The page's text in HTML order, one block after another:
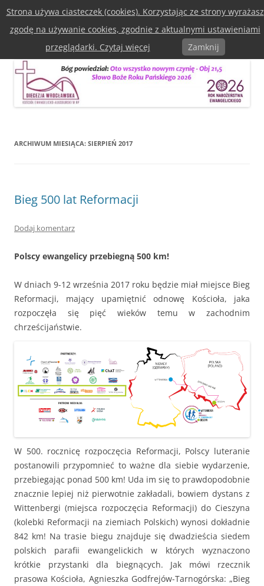
do
treściDiecezja Wrocławska Kościoła
Ewangelicko-Augsburska w RP
Menu
ARCHIWUM MIESIĄCA: SIERPIEŃ 2017
Bieg 500 lat Reformacji
Dodaj komentarz
Polscy ewangelicy przebiegną 500 km!
W dniach 9-12 września 2017 roku będzie miał miejsce Bieg
Reformacji, mający upamiętnić odnowę Kościoła, jaka
rozpoczęła się pięć wieków temu w zachodnim
chrześcijaństwie.
W 500. rocznicę rozpoczęcia Reformacji, Polscy luteranie
postanowili przypomnieć to ważne dla siebie wydarzenie,
przebiegając ponad 500 km! Uda im się to prawdopodobnie
znacznie lepiej niż pierwotnie zakładali, bowiem dystans z
Wittenbergi (miejsca rozpoczęcia Reformacji) do Cieszyna
(kolebki Reformacji na ziemiach Polskich) wynosi dokładnie
842 km! Na trasie biegu znajduje się dwadzieścia siedem
polskich parafii ewangelickich w których wyznaczono
krótkie przystanki dla biegnących. Jak mówi rzecznik
prasowa Kościoła, Agnieszka Godfrejów-Tarnogórska: „Bieg
Strona używa ciasteczek (cookies). Korzystając ze strony wyrażasz
zgodę na używanie cookies, zgodnie z aktualnymi ustawieniami
przeglądarki. Czytaj więcej
Zamknij